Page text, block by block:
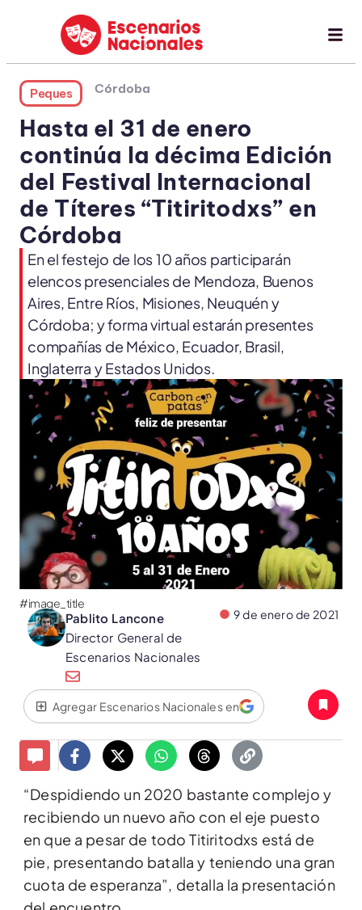
Peques Córdoba
Hasta el 31 de enero
continúa la décima Edición
del Festival Internacional
de Títeres “Titiritodxs” en
Córdoba
En el festejo de los 10 años participarán
elencos presenciales de Mendoza, Buenos
Aires, Entre Ríos, Misiones, Neuquén y
Córdoba; y forma virtual estarán presentes
compañías de México, Ecuador, Brasil,
Inglaterra y Estados Unidos.
#image_title
Pablito Lancone
Director General de
Escenarios Nacionales
9 de enero de 2021
Agregar Escenarios Nacionales en
“Despidiendo un 2020 bastante complejo y
recibiendo un nuevo año con el eje puesto
en que a pesar de todo Titiritodxs está de
pie, presentando batalla y teniendo una gran
cuota de esperanza”, detalla la presentación